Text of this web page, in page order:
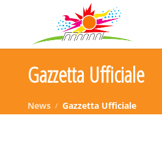
Gazzetta Ufficiale
News Gazzetta Ufficiale